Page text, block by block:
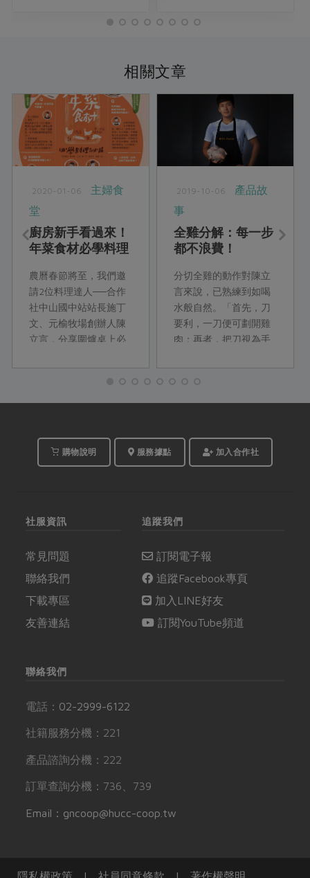
相關文章
2020-01-06
主婦食
堂
廚房新手看過來！
年菜食材必學料理
農曆春節將至，我們邀
請2位料理達人──合作
社中山國中站站長施丁
文、元榆牧場創辦人陳
立言，分享圍爐桌上必
技，讓廚房新手第一次
2019-10-06
產品故
事
全雞分解：每一步
都不浪費！
分切全雞的動作對陳立
言來說，已熟練到如喝
水般自然。「首先，刀
要利，一刀便可劃開雞
肉；再者，把刀視為手
處，即能輕鬆分解各部
式烹煮，雞骨架還能熬
購物說明 服務據點 加入合作社
社服資訊
常見問題
聯絡我們
下載專區
友善連結
追蹤我們
訂閱電子報
追蹤Facebook專頁
加入LINE好友
訂閱YouTube頻道
聯絡我們
電話： 02-2999-6122
社籍服務分機：221
產品諮詢分機：222
訂單查詢分機：736、739
Email：gncoop@hucc-coop.tw